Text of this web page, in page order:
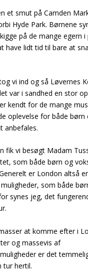
et smut på Camden
Hyde Park. Børnene
på de mange egern i
have lidt tid til bare at
vi ind og så Løvernes
var i sandhed en stor
kendt for de mange
oplevelse for både børn
anbefales.
fik vi besøgt Madam
som både børn og
er London altså
som både
synes jeg, det
at komme efter i
og massevis af
er det
tur hertil.